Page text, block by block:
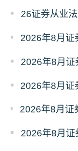
2026年8月证
2026年8月证